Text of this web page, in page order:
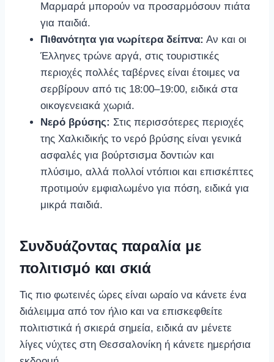
Μαρμαρά μπορούν να προσαρμόσουν πιάτα
για παιδιά.
Πιθανότητα για νωρίτερα δείπνα: Αν και οι
Έλληνες τρώνε αργά, στις τουριστικές
περιοχές πολλές ταβέρνες είναι έτοιμες να
σερβίρουν από τις 18:00–19:00, ειδικά στα
οικογενειακά χωριά.
Νερό βρύσης: Στις περισσότερες περιοχές
της Χαλκιδικής το νερό βρύσης είναι γενικά
ασφαλές για βούρτσισμα δοντιών και
πλύσιμο, αλλά πολλοί ντόπιοι και επισκέπτες
προτιμούν εμφιαλωμένο για πόση, ειδικά για
μικρά παιδιά.
Συνδυάζοντας παραλία με
πολιτισμό και σκιά
Τις πιο φωτεινές ώρες είναι ωραίο να κάνετε ένα
διάλειμμα από τον ήλιο και να επισκεφθείτε
πολιτιστικά ή σκιερά σημεία, ειδικά αν μένετε
λίγες νύχτες στη Θεσσαλονίκη ή κάνετε ημερήσια